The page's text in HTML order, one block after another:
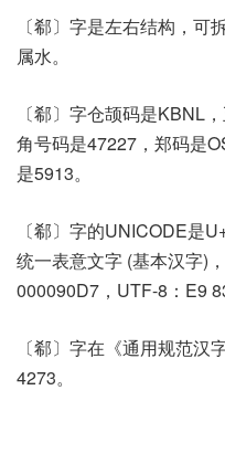
〔郗〕字是左右结构，可
属水。
〔郗〕字仓颉码是KBNL
角号码是47227，郑码是
是5913。
〔郗〕字的UNICODE是
统一表意文字 (基本汉字)
000090D7，UTF-8：E9
〔郗〕字在《通用规范
4273。